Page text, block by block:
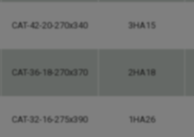
CAT-42-20-270x340 3HA15
CAT-36-18-270x370 2HA18
CAT-32-16-275x390 1HA26